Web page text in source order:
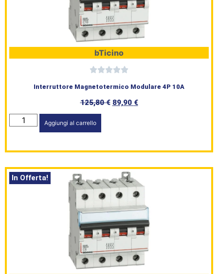
bTicino
Interruttore Magnetotermico Modulare 4P 10A
125,80€ 89,90 €
Aggiungi al carrello
In Offerta!